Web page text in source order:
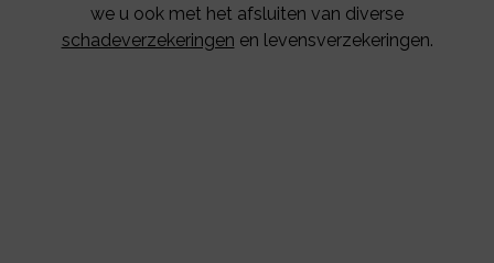
we u ook met het afsluiten van diverse
schadeverzekeringen en levensverzekeringen.